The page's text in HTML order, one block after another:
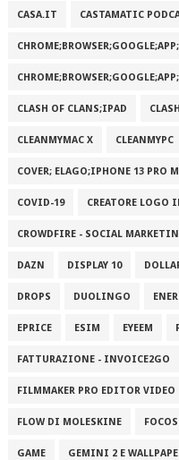
CASA.IT CASTAMATIC
CHROME;BROWSER;GOOGLE;APP;
CLASH OF CLANS;IPAD
CLEANMYMAC X CLEANMYPC
COVER; ELAGO;IPHONE 13 PRO
COVID-19 CREATORE LOGO
CROWDFIRE - SOCIAL
DAZN DISPLAY 10
DROPS DUOLINGO
EPRICE ESIM EYEEM
FATTURAZIONE - INVOICE2GO
FILMMAKER PRO EDITOR VIDEO
FLOW DI MOLESKINE FOCOS
GAME GEMINI 2 E